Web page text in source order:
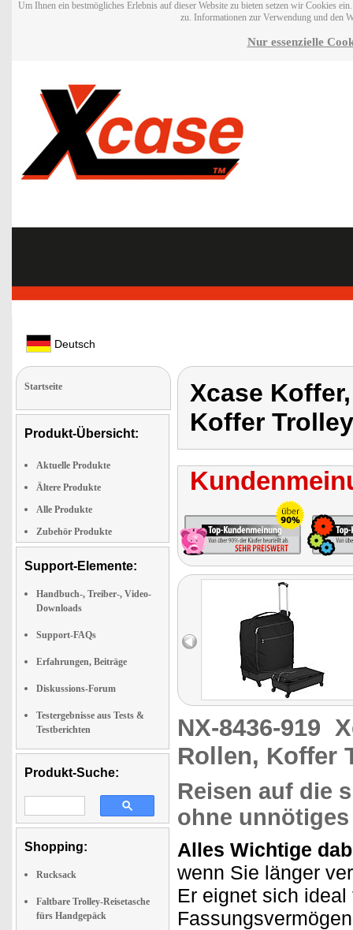
Um Ihnen ein bestmögliches Erlebnis auf dieser Website zu bieten setzen wir Cookies
zu. Informationen zur Verwendung und den
Nur essenzielle
Deutsch
Startseite
Produkt-Übersicht:
Aktuelle Produkte
Ältere Produkte
Alle Produkte
Zubehör Produkte
Support-Elemente:
Handbuch-, Treiber-, Video-
Downloads
Support-FAQs
Erfahrungen, Beiträge
Diskussions-Forum
Testergebnisse aus Tests &
Testberichten
Produkt-Suche:
Shopping:
Rucksack
Faltbare Trolley-Reisetasche
fürs Handgepäck
Xcase
Koffer
NX-8436-919
Rollen, Koffer
Reisen auf die
ohne
Alles Wichtige
wenn Sie länger
Er eignet sich